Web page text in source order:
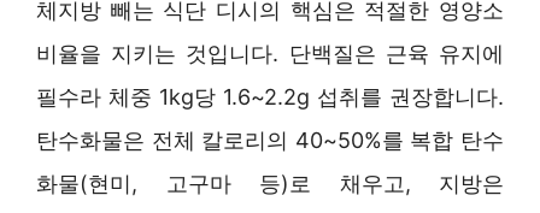
체지방 빼는 식단 디시의 핵심은 적절한 영양소
비율을 지키는 것입니다. 단백질은 근육 유지에
필수라 체중 1kg당 1.6~2.2g 섭취를 권장합니다.
탄수화물은 전체 칼로리의 40~50%를 복합 탄수
화물(현미, 고구마 등)로 채우고, 지방은